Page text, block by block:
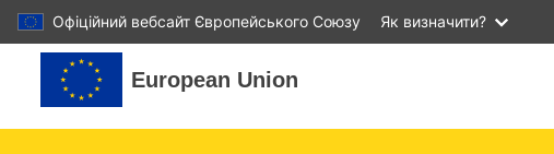
Офіційний вебсайт Європейського Союзу Як визначити?
Перейти до головного вмісту
European Union